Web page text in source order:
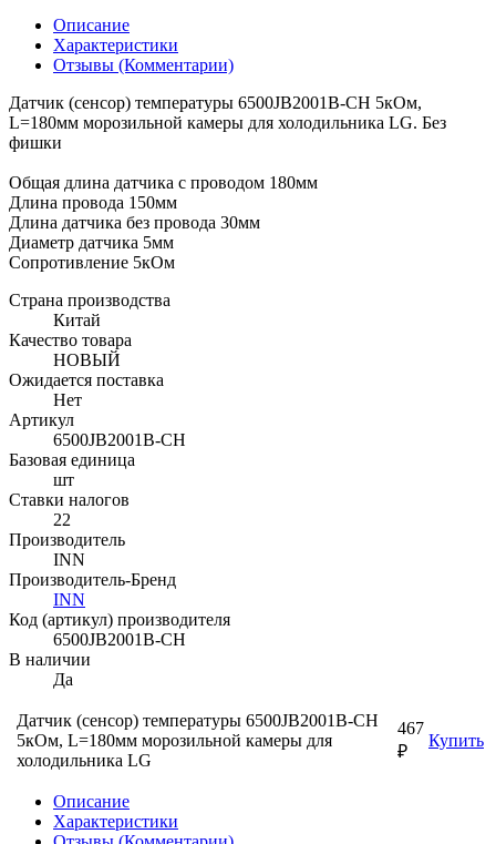
Описание
Характеристики
Отзывы (Комментарии)
Датчик (сенсор) температуры 6500JB2001B-CH 5кОм,
L=180мм морозильной камеры для холодильника LG. Без
фишки
Общая длина датчика с проводом 180мм
Длина провода 150мм
Длина датчика без провода 30мм
Диаметр датчика 5мм
Сопротивление 5кОм
Страна производства
Китай
Качество товара
НОВЫЙ
Ожидается поставка
Нет
Артикул
6500JB2001B-CH
Базовая единица
шт
Ставки налогов
22
Производитель
INN
Производитель-Бренд
INN
Код (артикул) производителя
6500JB2001B-CH
В наличии
Да
Датчик (сенсор) температуры 6500JB2001B-CH
5кОм, L=180мм морозильной камеры для
холодильника LG
467
₽
Купить
Описание
Характеристики